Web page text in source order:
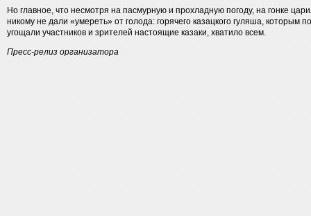
Но главное, что несмотря на пасмурную и прохладную погоду, на гонке
никому не дали «умереть» от голода: горячего казацкого гуляша, которым
угощали участников и зрителей настоящие казаки, хватило всем.
Пресс-релиз организатора